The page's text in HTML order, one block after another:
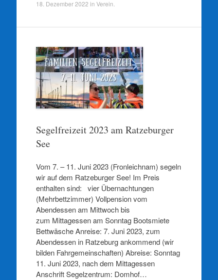
18. Dezember 2022 in Verein
Segelfreizeit 2023 am Ratzeburger
See
Vom 7. – 11. Juni 2023 (Fronleichnam) segeln
wir auf dem Ratzeburger See! Im Preis
enthalten sind: vier Übernachtungen
(Mehrbettzimmer) Vollpension vom
Abendessen am Mittwoch bis
zum Mittagessen am Sonntag Bootsmiete
Bettwäsche Anreise: 7. Juni 2023, zum
Abendessen in Ratzeburg ankommend (wir
bilden Fahrgemeinschaften) Abreise: Sonntag
11. Juni 2023, nach dem Mittagessen
Anschrift Segelzentrum: Domhof…